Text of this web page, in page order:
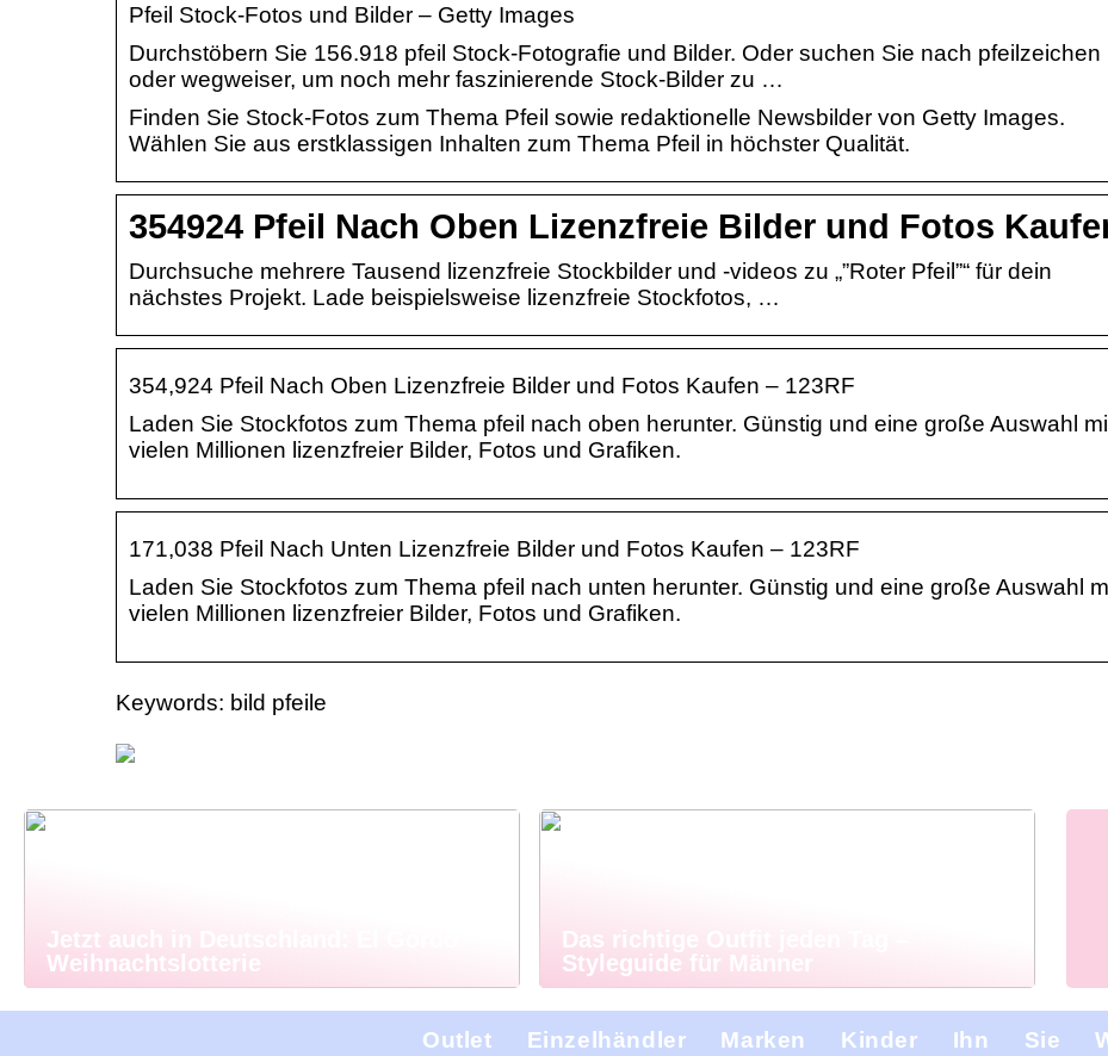
Pfeil Stock-Fotos und Bilder – Getty Images
Durchstöbern Sie 156.918 pfeil Stock-Fotografie und Bilder. Oder suchen Sie nach pfeilzeichen
oder wegweiser, um noch mehr faszinierende Stock-Bilder zu …
Finden Sie Stock-Fotos zum Thema Pfeil sowie redaktionelle Newsbilder von Getty Images.
Wählen Sie aus erstklassigen Inhalten zum Thema Pfeil in höchster Qualität.
354924 Pfeil Nach Oben Lizenzfreie Bilder und Fotos
Durchsuche mehrere Tausend lizenzfreie Stockbilder und -videos zu „”Roter Pfeil”“ für dein
nächstes Projekt. Lade beispielsweise lizenzfreie Stockfotos, …
354,924 Pfeil Nach Oben Lizenzfreie Bilder und Fotos Kaufen – 123RF
Laden Sie Stockfotos zum Thema pfeil nach oben herunter. Günstig und eine große Auswahl
vielen Millionen lizenzfreier Bilder, Fotos und Grafiken.
171,038 Pfeil Nach Unten Lizenzfreie Bilder und Fotos Kaufen – 123RF
Laden Sie Stockfotos zum Thema pfeil nach unten herunter. Günstig und eine große Auswahl
vielen Millionen lizenzfreier Bilder, Fotos und Grafiken.
Keywords: bild pfeile
Jetzt auch in Deutschland: El Gordo
Weihnachtslotterie
Das richtige Outfit jeden Tag –
Styleguide für Männer
Outlet Einzelhändler Marken Kinder Ihn Sie